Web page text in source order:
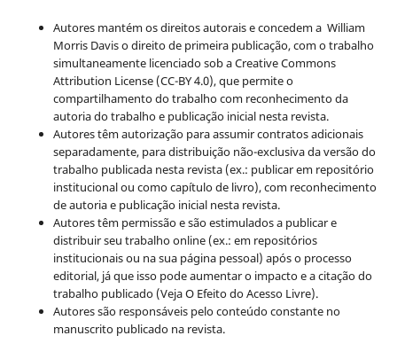
Autores mantém os direitos autorais e concedem a William
Morris Davis o direito de primeira publicação, com o trabalho
simultaneamente licenciado sob a Creative Commons
Attribution License (CC-BY 4.0), que permite o
compartilhamento do trabalho com reconhecimento da
autoria do trabalho e publicação inicial nesta revista.
Autores têm autorização para assumir contratos adicionais
separadamente, para distribuição não-exclusiva da versão do
trabalho publicada nesta revista (ex.: publicar em repositório
institucional ou como capítulo de livro), com reconhecimento
de autoria e publicação inicial nesta revista.
Autores têm permissão e são estimulados a publicar e
distribuir seu trabalho online (ex.: em repositórios
institucionais ou na sua página pessoal) após o processo
editorial, já que isso pode aumentar o impacto e a citação do
trabalho publicado (Veja O Efeito do Acesso Livre).
Autores são responsáveis pelo conteúdo constante no
manuscrito publicado na revista.